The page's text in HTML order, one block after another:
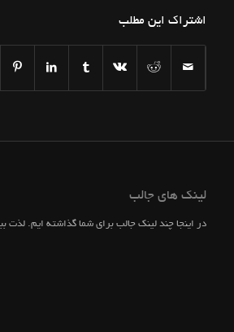
اشتراک این مطلب
لینک های جالب
در اینجا چند لینک جالب برای شما گذاشته ایم. لذت